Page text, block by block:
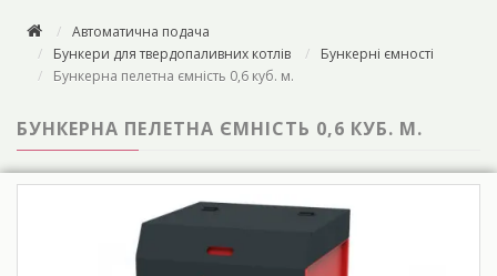
Автоматична подача
Бункери для твердопаливних котлів
Бункерні ємності
Бункерна пелетна ємність 0,6 куб. м.
БУНКЕРНА ПЕЛЕТНА ЄМНІСТЬ 0,6 КУБ. М.